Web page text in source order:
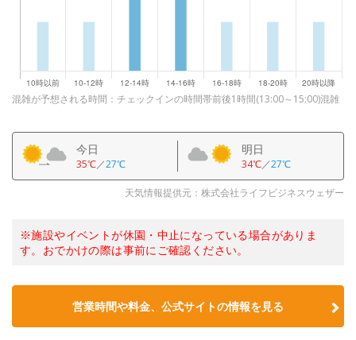
混雑が予想される時間：チェックインの時間帯前後1時間(13:00～15:00)混雑
今日
35℃／27℃
明日
34℃／27℃
天気情報提供元：株式会社ライフビジネスウェザー
※施設やイベントが休園・中止になっている場合がありま
す。おでかけの際は事前にご確認ください。
営業時間や料金、公式サイトの情報を見る